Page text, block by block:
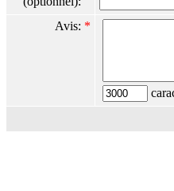
Avis: *